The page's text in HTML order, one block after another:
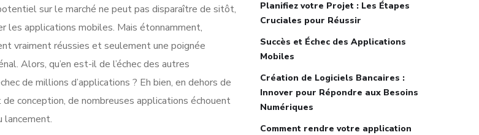
sur le marché ne peut pas disparaître de sitôt,
les applications mobiles. Mais étonnamment,
vraiment réussies et seulement une poignée
Alors, qu’en est-il de l’échec des autres
de millions d’applications ? Eh bien, en dehors de
conception, de nombreuses applications échouent
lancement.
Planifiez votre Projet : Les Étapes
Cruciales pour Réussir
Succès et Échec des Applications
Mobiles
Création de Logiciels Bancaires :
Innover pour Répondre aux Besoins
Numériques
Comment rendre votre application